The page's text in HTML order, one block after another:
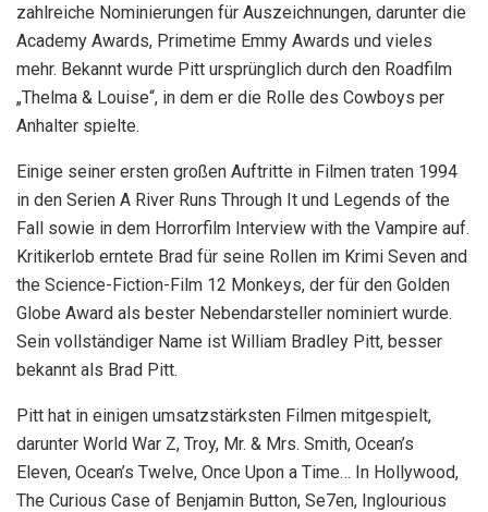
zahlreiche Nominierungen für Auszeichnungen, darunter die
Academy Awards, Primetime Emmy Awards und vieles
mehr. Bekannt wurde Pitt ursprünglich durch den Roadfilm
„Thelma & Louise“, in dem er die Rolle des Cowboys per
Anhalter spielte.
Einige seiner ersten großen Auftritte in Filmen traten 1994
in den Serien A River Runs Through It und Legends of the
Fall sowie in dem Horrorfilm Interview with the Vampire auf.
Kritikerlob erntete Brad für seine Rollen im Krimi Seven and
the Science-Fiction-Film 12 Monkeys, der für den Golden
Globe Award als bester Nebendarsteller nominiert wurde.
Sein vollständiger Name ist William Bradley Pitt, besser
bekannt als Brad Pitt.
Pitt hat in einigen umsatzstärksten Filmen mitgespielt,
darunter World War Z, Troy, Mr. & Mrs. Smith, Ocean’s
Eleven, Ocean’s Twelve, Once Upon a Time… In Hollywood,
The Curious Case of Benjamin Button, Se7en, Inglourious